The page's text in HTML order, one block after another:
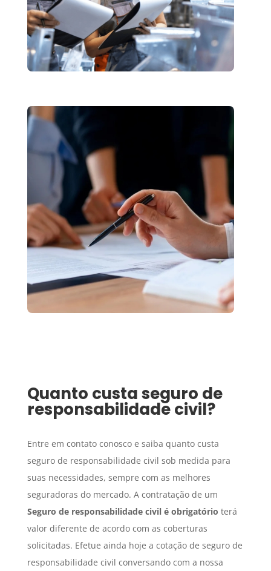
Quanto custa seguro de
responsabilidade civil?
Entre em contato conosco e saiba quanto custa
seguro de responsabilidade civil sob medida para
suas necessidades, sempre com as melhores
seguradoras do mercado. A contratação de um
Seguro de responsabilidade civil é obrigatório terá
valor diferente de acordo com as coberturas
solicitadas. Efetue ainda hoje a cotação de seguro de
responsabilidade civil conversando com a nossa